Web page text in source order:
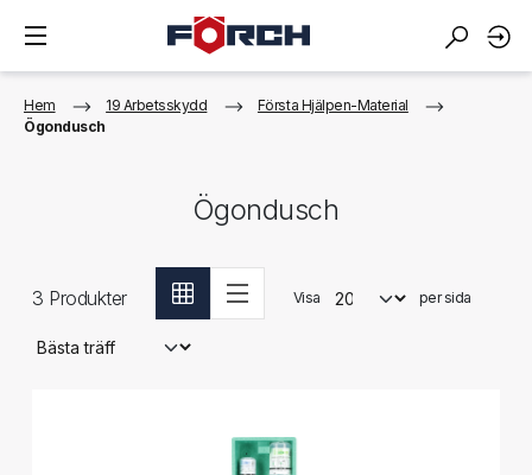
Hem 19 Arbetsskydd
Första Hjälpen-Material
Ögondusch
Ögondusch
3 Produkter Visa per sida